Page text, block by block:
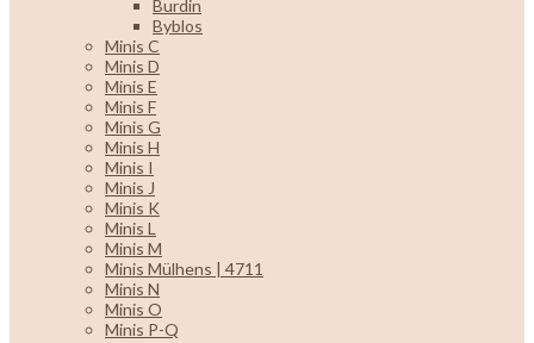
Burdin
Byblos
Minis C
Minis D
Minis E
Minis F
Minis G
Minis H
Minis I
Minis J
Minis K
Minis L
Minis M
Minis Mülhens | 4711
Minis N
Minis O
Minis P-Q